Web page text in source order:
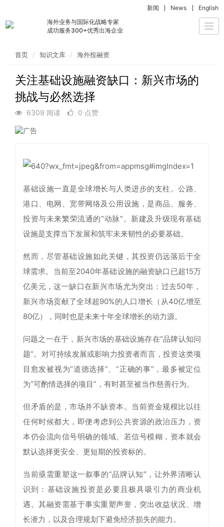
海外业务与国际化战略专家
成功服务300+优秀出海企业
新闻 News English
首页 知识文库 海外投融资
关注基础设施融资缺口：新兴市场的
挑战与必然选择
6309 阅读 0 点赞
基础设施一直是全球增长与人类进步的支柱。公路、
港口、电网、宽带网络及公用设施，是商品、服务、
投资与未来繁荣流通的“动脉”。新建及升级现有基础
设施是支撑当下发展和筑牢未来韧性的必要基础。
然而，尽管基础设施如此关键，其投资仍远落后于全
球需求。当前至2040年基础设施的融资缺口已超15万
亿美元，这一缺口在新兴市场尤为突出：过去50年，
新兴市场贡献了全球超90%的人口增长（从40亿增至
80亿），同时也是未来十年全球增长的动力源。
问题之一在于，新兴市场的基础设施存在“品牌认知问
题”。对可持续发展或影响力投资者而言，投资这类项
目愈发被视为“道德选择”、“正确的事”，最多被定位
为“可酌情选择的项目”，有时甚至被当作慈善行为。
但矛盾的是，市场并不缺资本。当前资金规模比以往
任何时候都大，即便考虑到公共资源的政治压力，资
本仍会流向信号明确的领域。若信号模糊，资本就会
默认选择更安全、更短期的投资标的。
当前亟需重塑这一叙事的“品牌认知”，让外界清晰认
识到：基础设施投资是必要且极具吸引力的商业机
遇。其融资需基于事实重塑声誉，突出收益状况、增
长潜力，以及合理规划下避免经济损失的能力。